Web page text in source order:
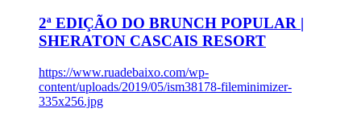
2ª EDIÇÃO DO BRUNCH POPULAR |
SHERATON CASCAIS RESORT
https://www.ruadebaixo.com/wp-
content/uploads/2019/05/ism38178-fileminimizer-
335x256.jpg